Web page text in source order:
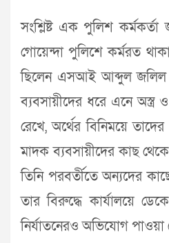
সংশ্লিষ্ট এক পুলিশ কর্মকর্তা
গোয়েন্দা পুলিশে কর্মরত
ছিলেন এসআই আব্দুল জলিল
ব্যবসায়ীদের ধরে এনে অস্ত্র
রেখে, অর্থের বিনিময়ে
মাদক ব্যবসায়ীদের কাছ
তিনি পরবর্তীতে অন্যদের
তার বিরুদ্ধে কার্যালয়ে
নির্যাতনেরও অভিযোগ পাওয়া